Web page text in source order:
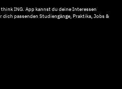
ING. App kannst du deine Interessen
dich passenden Studiengänge, Praktika, Jobs &